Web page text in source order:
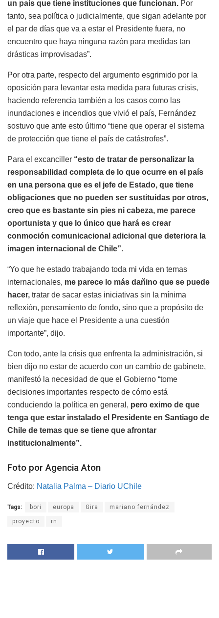
un país que tiene instituciones que funcionan. Por
tanto, sea política o judicialmente, que sigan adelante por
el par de días que va a estar el Presidente fuera, no
encuentro que haya ninguna razón para medidas tan
drásticas improvisadas”.
Por otra parte, respecto del argumento esgrimido por la
oposición para levantar esta medida para futuras crisis,
haciendo referencia también a los casos como las
inundaciones e incendios que vivió el país, Fernández
sostuvo que ante esto último “tiene que operar el sistema
de protección que tiene el país de catástrofes”.
Para el excanciller “esto de tratar de personalizar la
responsabilidad completa de lo que ocurre en el país
en una persona que es el jefe de Estado, que tiene
obligaciones que no pueden ser sustituidas por otros,
creo que es bastante sin pies ni cabeza, me parece
oportunista y que lo único que hará es crear
conmoción comunicacional adicional que deteriora la
imagen internacional de Chile”.
“Yo que he estado trabajando toda mi vida en temas
internacionales, me parece lo más dañino que se puede
hacer, tratar de sacar estas iniciativas sin la mínima
reflexión, pensamiento de fondo, sino que a propósito de
un viaje que hace el Presidente a una cuestión
importante”, dijo.
Con todo, ante la crisis que enfrenta la administración, si
bien dijo no estar de acuerdo con un cambio de gabinete,
manifestó la necesidad de que el Gobierno “tome
decisiones importantes respecto de cómo está
conduciendo la política en general, pero eximo de que
tenga que estar instalado el Presidente en Santiago de
Chile de temas que se tiene que afrontar
institucionalmente”.
Foto por Agencia Aton
Crédito: Natalia Palma – Diario UChile
Tags: bori europa Gira mariano fernández
proyecto rn